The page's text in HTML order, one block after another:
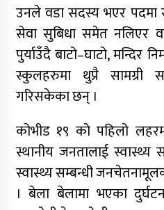
उनले वडा सदस्य भएर पदमा
सेवा सुबिधा समेत नलिएर
पुर्याउँदै बाटो–घाटो, मन्दिर
स्कुलहरुमा थुप्रै सामग्री
गरिसकेका छन् ।
कोभीड १९ को पहिलो
स्थानीय जनतालाई स्वास्थ्य
स्वास्थ्य सम्बन्धी
। बेला बेलामा भएका